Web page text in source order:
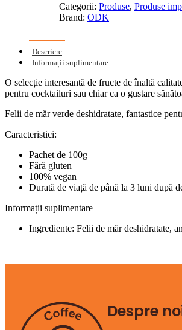
Categorii: Produse, Produse
Brand: ODK
Descriere
Informații suplimentare
O selecție interesantă de fructe de înaltă
pentru cocktailuri sau chiar ca o gustare
Felii de măr verde deshidratate, fantastice
Caracteristici:
Pachet de 100g
Fără gluten
100% vegan
Durată de viață de până la 3 luni după
Informații suplimentare
Ingrediente: Felii de măr deshidratate,
Despre